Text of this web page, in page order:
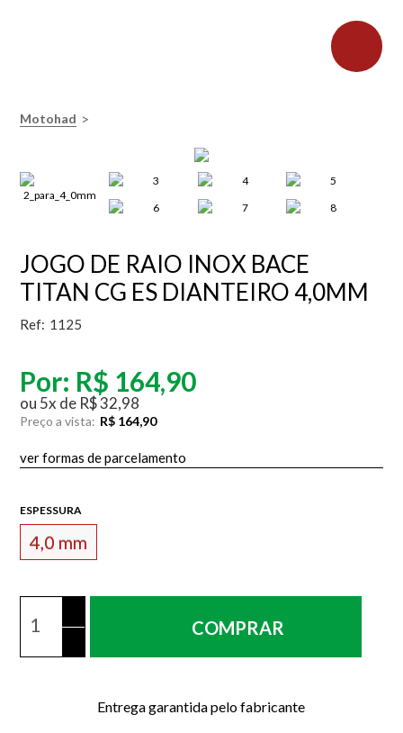
Motohad >
JOGO DE RAIO INOX BACE
TITAN CG ES DIANTEIRO 4,0MM
Ref: 1125
Por: R$ 164,90
ou 5x de R$ 32,98
Preço a vista: R$ 164,90
ver formas de parcelamento
ESPESSURA
4,0 mm
COMPRAR
Entrega garantida pelo fabricante